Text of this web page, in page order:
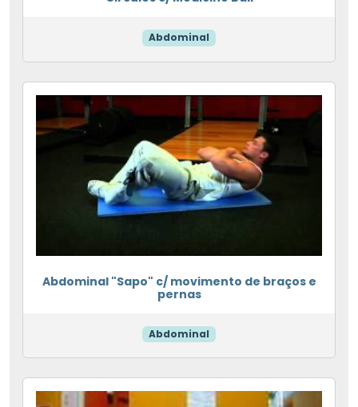
Abdominal
Abdominal "Sapo" c/ movimento de braços e
pernas
Abdominal